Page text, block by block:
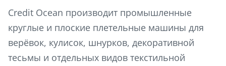
Credit Ocean производит промышленные
круглые и плоские плетельные машины для
верёвок, кулисок, шнурков, декоративной
тесьмы и отдельных видов текстильной